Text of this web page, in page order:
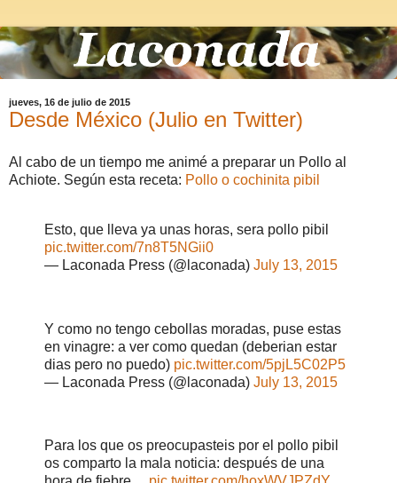
jueves, 16 de julio de 2015
Desde México (Julio en Twitter)
Al cabo de un tiempo me animé a preparar un Pollo al
Achiote. Según esta receta: Pollo o cochinita pibil
Esto, que lleva ya unas horas, sera pollo pibil
pic.twitter.com/7n8T5NGii0
— Laconada Press (@laconada) July 13, 2015
Y como no tengo cebollas moradas, puse estas
en vinagre: a ver como quedan (deberian estar
dias pero no puedo) pic.twitter.com/5pjL5C02P5
— Laconada Press (@laconada) July 13, 2015
Para los que os preocupasteis por el pollo pibil
os comparto la mala noticia: después de una